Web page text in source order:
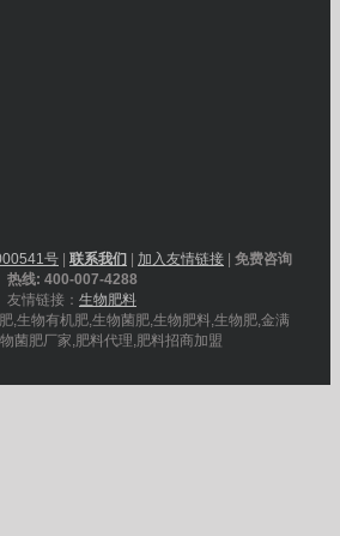
号 联系我们 加入友情链接
免费咨询
热线: 400-007-4288
友情链接： 生物肥料
,生物有机肥,生物菌肥,生物肥料,生物肥,金满
菌肥厂家,肥料代理,肥料招商加盟